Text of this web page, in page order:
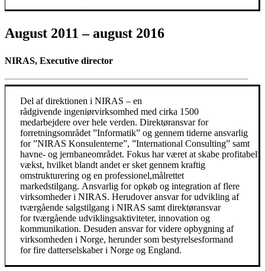
August 2011 – august 2016
NIRAS, Executive director
Del af direktionen i NIRAS – en
rådgivende ingeniørvirksomhed med cirka 1500
medarbejdere over hele verden. Direktøransvar for
forretningsområdet ”Informatik” og gennem tiderne ansvarlig
for ”NIRAS Konsulenterne”, ”International Consulting” samt
havne- og jernbaneområdet. Fokus har været at skabe profitabel
vækst, hvilket blandt andet er sket gennem kraftig
omstrukturering og en professionel,målrettet
markedstilgang. Ansvarlig for opkøb og integration af flere
virksomheder i NIRAS. Herudover ansvar for udvikling af
tværgående salgstilgang i NIRAS samt direktøransvar
for tværgående udviklingsaktiviteter, innovation og
kommunikation. Desuden ansvar for videre opbygning af
virksomheden i Norge, herunder som bestyrelsesformand
for fire datterselskaber i Norge og England.